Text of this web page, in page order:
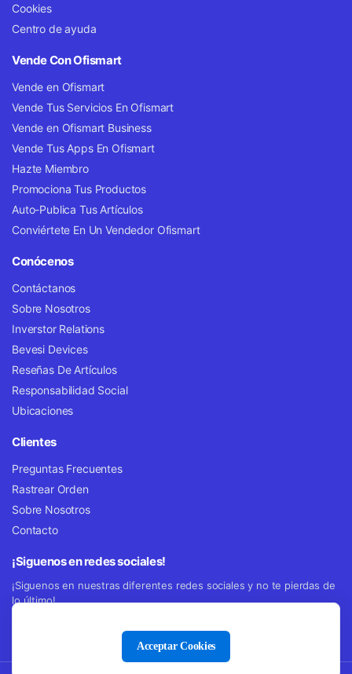
Cookies
Centro de ayuda
Vende Con Ofismart
Vende en Ofismart
Vende Tus Servicios En Ofismart
Vende en Ofismart Business
Vende Tus Apps En Ofismart
Hazte Miembro
Promociona Tus Productos
Auto-Publica Tus Artículos
Conviértete En Un Vendedor Ofismart
Conócenos
Contáctanos
Sobre Nosotros
Inverstor Relations
Bevesi Devices
Reseñas De Artículos
Responsabilidad Social
Ubicaciones
Clientes
Preguntas Frecuentes
Rastrear Orden
Sobre Nosotros
Contacto
¡Siguenos en redes sociales!
¡Siguenos en nuestras diferentes redes sociales y no te pierdas de
lo último!
Acceptar Cookies